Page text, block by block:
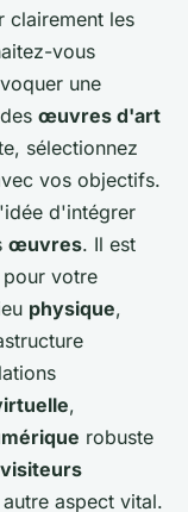
clairement les
vous
une
œuvres d'art
sélectionnez
vos objectifs.
d'intégrer
œuvres. Il est
votre
physique,
,
robuste
visiteurs
aspect vital.